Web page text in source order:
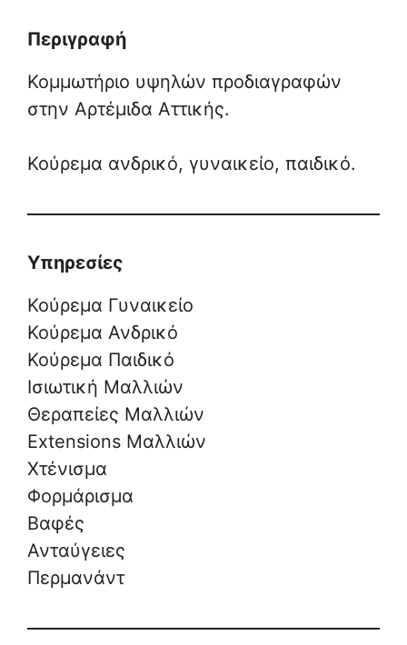
Περιγραφή
Κομμωτήριο υψηλών προδιαγραφών
στην Αρτέμιδα Αττικής.
Κούρεμα ανδρικό, γυναικείο, παιδικό.
Υπηρεσίες
Κούρεμα Γυναικείο
Κούρεμα Ανδρικό
Κούρεμα Παιδικό
Ισιωτική Μαλλιών
Θεραπείες Μαλλιών
Extensions Μαλλιών
Χτένισμα
Φορμάρισμα
Βαφές
Ανταύγειες
Περμανάντ